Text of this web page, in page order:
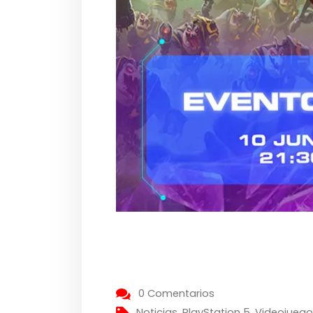
0 Comentarios